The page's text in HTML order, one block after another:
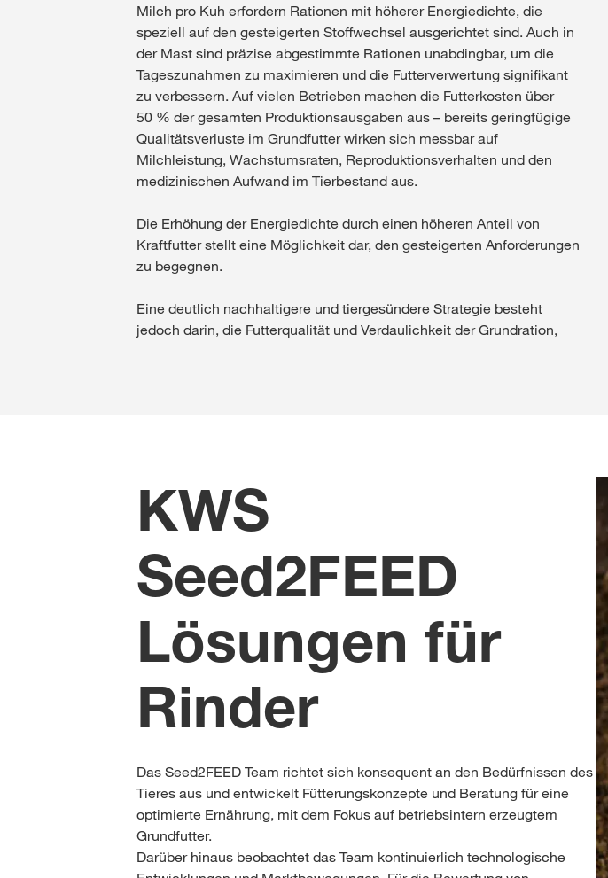
Milch pro Kuh erfordern Rationen mit höherer Energiedichte, die
speziell auf den gesteigerten Stoffwechsel ausgerichtet sind. Auch in
der Mast sind präzise abgestimmte Rationen unabdingbar, um die
Tageszunahmen zu maximieren und die Futterverwertung signifikant
zu verbessern. Auf vielen Betrieben machen die Futterkosten über
50 % der gesamten Produktionsausgaben aus – bereits geringfügige
Qualitätsverluste im Grundfutter wirken sich messbar auf
Milchleistung, Wachstumsraten, Reproduktionsverhalten und den
medizinischen Aufwand im Tierbestand aus.
Die Erhöhung der Energiedichte durch einen höheren Anteil von
Kraftfutter stellt eine Möglichkeit dar, den gesteigerten Anforderungen
zu begegnen.
Eine deutlich nachhaltigere und tiergesündere Strategie besteht
jedoch darin, die Futterqualität und Verdaulichkeit der Grundration,
KWS
Seed2FEED
Lösungen für
Rinder
Das Seed2FEED Team richtet sich konsequent an den Bedürfnissen des
Tieres aus und entwickelt Fütterungskonzepte und Beratung für eine
optimierte Ernährung, mit dem Fokus auf betriebsintern erzeugtem
Grundfutter.
Darüber hinaus beobachtet das Team kontinuierlich technologische